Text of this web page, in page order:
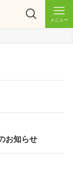
メニュー
お知らせ